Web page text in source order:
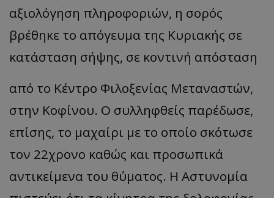
αξιολόγηση πληροφοριών, η σορός
βρέθηκε το απόγευμα της Κυριακής σε
κατάσταση σήψης, σε κοντινή απόσταση
από το Κέντρο Φιλοξενίας Μεταναστών,
στην Κοφίνου. Ο συλληφθείς παρέδωσε,
επίσης, το μαχαίρι με το οποίο σκότωσε
τον 22χρονο καθώς και προσωπικά
αντικείμενα του θύματος. Η Αστυνομία